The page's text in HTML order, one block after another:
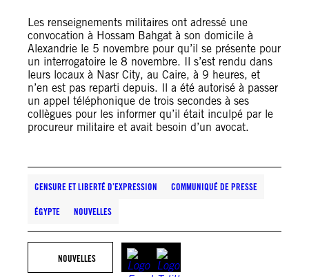
Les renseignements militaires ont adressé une
convocation à Hossam Bahgat à son domicile à
Alexandrie le 5 novembre pour qu’il se présente pour
un interrogatoire le 8 novembre. Il s’est rendu dans
leurs locaux à Nasr City, au Caire, à 9 heures, et
n’en est pas reparti depuis. Il a été autorisé à passer
un appel téléphonique de trois secondes à ses
collègues pour les informer qu’il était inculpé par le
procureur militaire et avait besoin d’un avocat.
CENSURE ET LIBERTÉ D’EXPRESSION COMMUNIQUÉ DE PRESSE
ÉGYPTE NOUVELLES
NOUVELLES